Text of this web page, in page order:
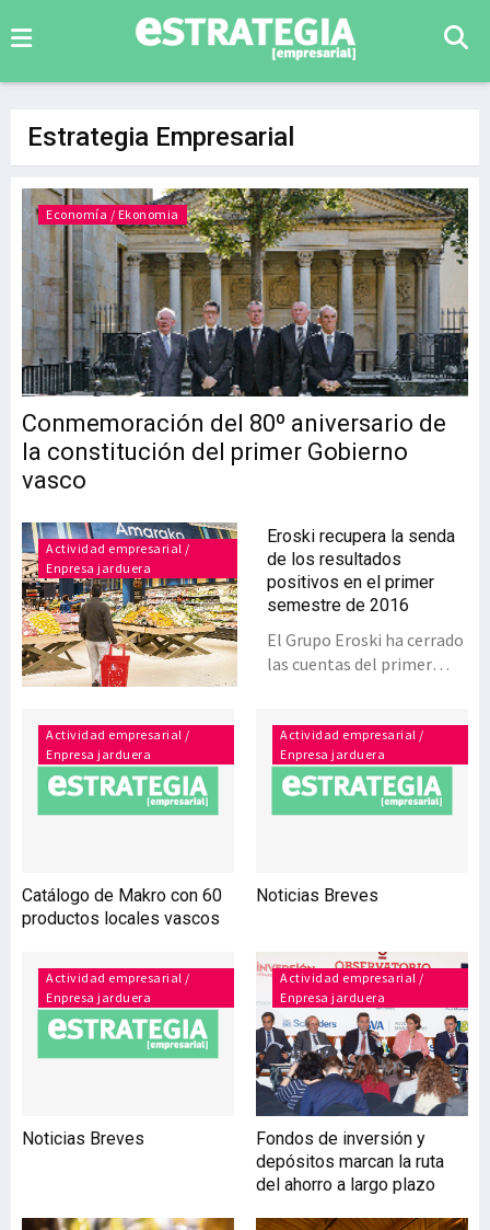
Estrategia Empresarial
Conmemoración del 80º aniversario de
la constitución del primer Gobierno
vasco
Economía / Ekonomia
Actividad empresarial /
Enpresa jarduera
Eroski recupera la senda
de los resultados
positivos en el primer
semestre de 2016
El Grupo Eroski ha cerrado
las cuentas del primer
2016, con un beneficio de
2,8 millones, recuperando
así la senda de resultados
positivos. Asimismo, los
45%, hasta alcanzar los 54
ha continuado avanzando
en su transformación con
una inversión de 45
millones de euros durante
la primera mitad del
ejercicio, destinada
fundamentalmente a la
remodelación de su red
comercial y a
equipamientos en
sistemas de información
para adecuar su oferta
Actividad empresarial /
Enpresa jarduera
Catálogo de Makro con 60
productos locales vascos
Actividad empresarial /
Enpresa jarduera
Noticias Breves
Actividad empresarial /
Enpresa jarduera
Noticias Breves
Actividad empresarial /
Enpresa jarduera
Fondos de inversión y
depósitos marcan la ruta
del ahorro a largo plazo